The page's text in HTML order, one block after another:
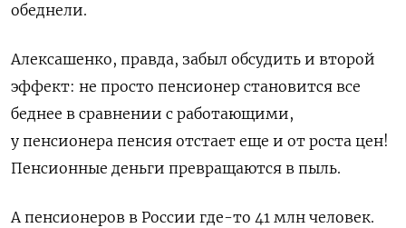
обеднели.
Алексашенко, правда, забыл обсудить и второй
эффект: не просто пенсионер становится все
беднее в сравнении с работающими,
у пенсионера пенсия отстает еще и от роста цен!
Пенсионные деньги превращаются в пыль.
А пенсионеров в России где-то 41 млн человек.